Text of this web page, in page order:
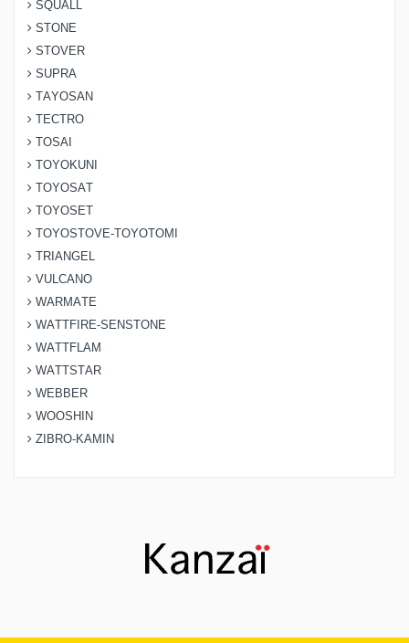
SQUALL
STONE
STOVER
SUPRA
TAYOSAN
TECTRO
TOSAI
TOYOKUNI
TOYOSAT
TOYOSET
TOYOSTOVE-TOYOTOMI
TRIANGEL
VULCANO
WARMATE
WATTFIRE-SENSTONE
WATTFLAM
WATTSTAR
WEBBER
WOOSHIN
ZIBRO-KAMIN